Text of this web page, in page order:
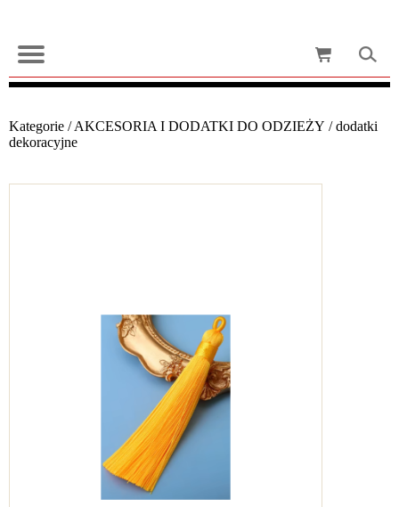
Kategorie /AKCESORIA I DODATKI DO ODZIEŻY /dodatki
dekoracyjne